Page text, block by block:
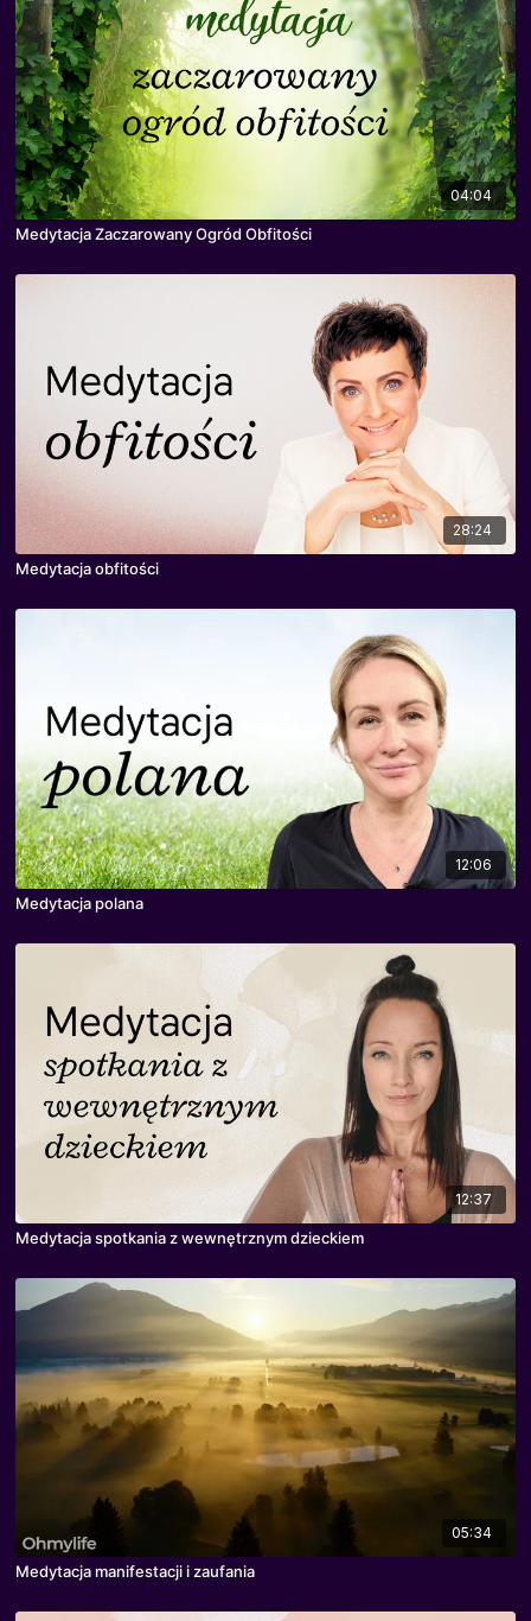
04:04
Medytacja Zaczarowany Ogród Obfitości
28:24
Medytacja obfitości
12:06
Medytacja polana
12:37
Medytacja spotkania z wewnętrznym dzieckiem
05:34
Medytacja manifestacji i zaufania